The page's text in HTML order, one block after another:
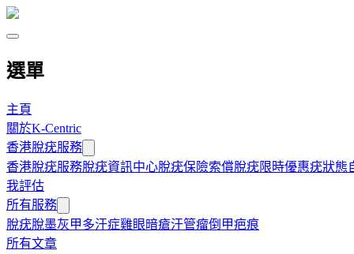
選單
主頁
關於K-Centric
香港脫疣服務
香港脫疣服務脫疣資訊中心脫疣保險索償脫疣限時優惠疣狀態
我評估
所有服務
脫疣脫墨灰甲多汗症雞眼暗瘡汗管瘤倒甲疤痕
所有文章